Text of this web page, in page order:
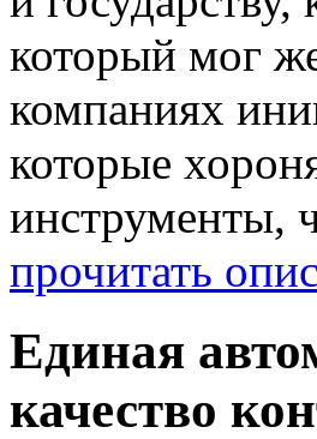
который мог
компаниях
которые
инструменты,
прочитать
Единая
качество